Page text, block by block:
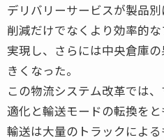
デリバリーサービスが製品
削減だけでなくより効率的
実現し、さらには中央倉庫
きくなった。
この物流システム改革では
適化と輸送モードの転換をと
輸送は大量のトラックによ